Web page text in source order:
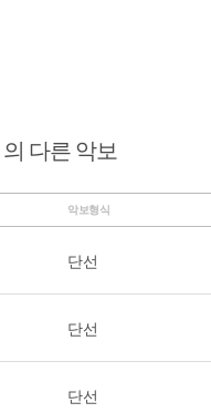
의 다른 악보
악보형식
단선
단선
단선